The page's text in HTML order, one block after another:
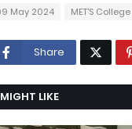
May 2024 MET'S
Share
LIKE